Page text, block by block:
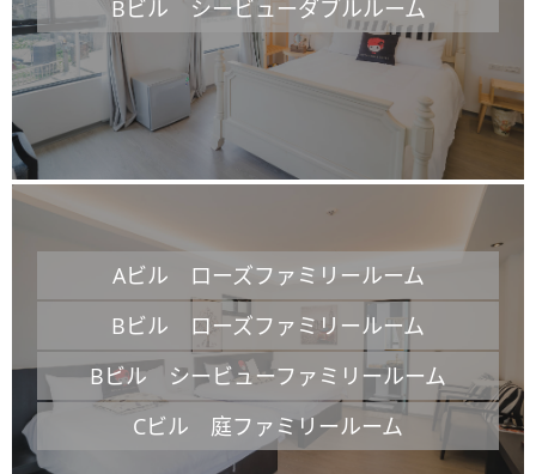
Bビル シービューダブルルーム
Aビル ローズファミリールーム
Bビル ローズファミリールーム
Bビル シービューファミリールーム
Cビル 庭ファミリールーム